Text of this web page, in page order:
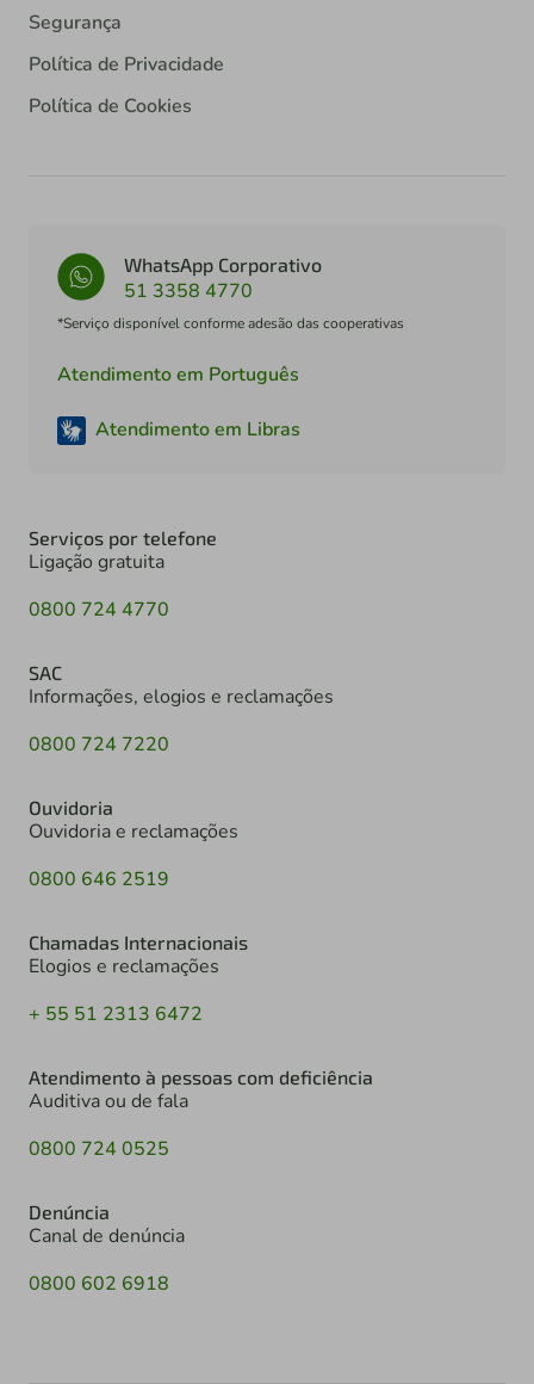
Segurança
Política de Privacidade
Política de Cookies
WhatsApp Corporativo
51 3358 4770
*Serviço disponível conforme adesão das cooperativas
Atendimento em Português
Atendimento em Libras
Serviços por telefone
Ligação gratuita
0800 724 4770
SAC
Informações, elogios e reclamações
0800 724 7220
Ouvidoria
Ouvidoria e reclamações
0800 646 2519
Chamadas Internacionais
Elogios e reclamações
+ 55 51 2313 6472
Atendimento à pessoas com deficiência
Auditiva ou de fala
0800 724 0525
Denúncia
Canal de denúncia
0800 602 6918